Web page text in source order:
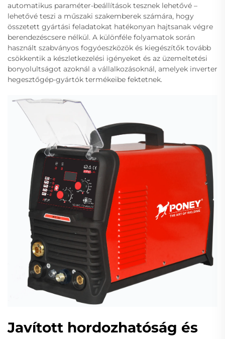
automatikus paraméter-beállítások tesznek lehetővé –
lehetővé teszi a műszaki szakemberek számára, hogy
összetett gyártási feladatokat hatékonyan hajtsanak végre
berendezéscsere nélkül. A különféle folyamatok során
használt szabványos fogyóeszközök és kiegészítők tovább
csökkentik a készletkezelési igényeket és az üzemeltetési
bonyolultságot azoknál a vállalkozásoknál, amelyek inverter
hegesztőgép-gyártók termékeibe fektetnek.
Javított hordozhatóság és